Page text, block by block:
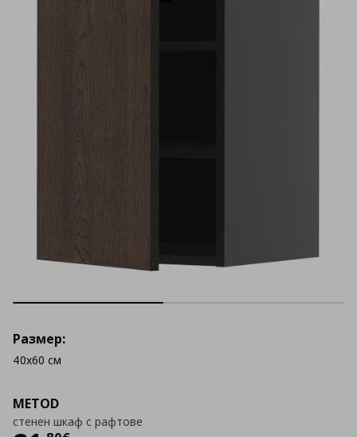
METOD
стенен шкаф с рафтове
Размер:
40x60 см